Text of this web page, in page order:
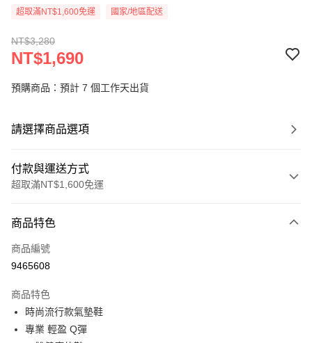
超取滿NT$1,600免運 國家/地區配送
NT$3,280
NT$1,690
預購商品：預計 7 個工作天出貨
請選擇商品選項
付款與運送方式
超取滿NT$1,600免運
信用卡一次付款
LINE Pay
街口支付
悠遊付
商品特色
商品編號
9465608
商品特色
時尚流行款氣墊鞋
專業 輕盈 Q彈